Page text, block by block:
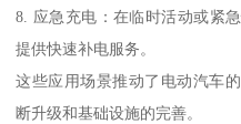
8. 应急充电：在临时活动或紧
提供快速补电服务。
这些应用场景推动了电动汽车
断升级和基础设施的完善。